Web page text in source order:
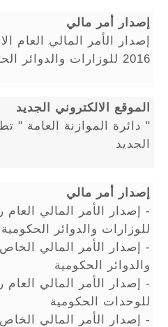
إصدار أمر مالي
2016 للوزارات والدوائر الحكومية
الموقع الالكتروني الجديد
" دائرة الموازنة العامة "
الجديد
إصدار أمر مالي
للوزارات والدوائر الحكومية
والدوائر الحكومية
للوحدات الحكومية